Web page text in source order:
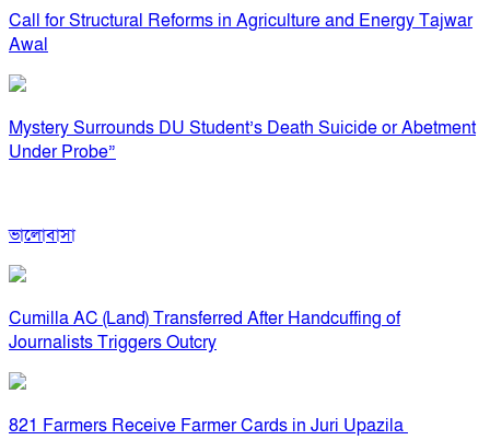
Call for Structural Reforms in Agriculture and Energy Tajwar
Awal
Mystery Surrounds DU Student’s Death Suicide or Abetment
Under Probe”
ভালোবাসা
Cumilla AC (Land) Transferred After Handcuffing of
Journalists Triggers Outcry
821 Farmers Receive Farmer Cards in Juri Upazila